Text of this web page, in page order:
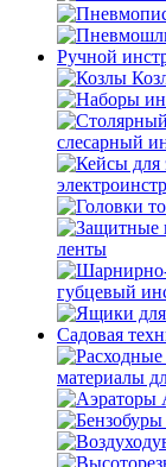
Ручной
слесарный
ленты
губцевый
Садовая
материалы